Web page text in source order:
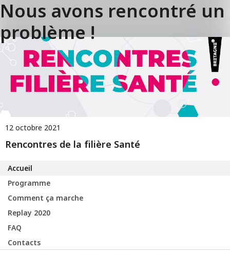
Nous avons rencontré un
problème !
12 octobre 2021
Rencontres de la filière Santé
Accueil
Programme
Comment ça marche
Replay 2020
FAQ
Contacts